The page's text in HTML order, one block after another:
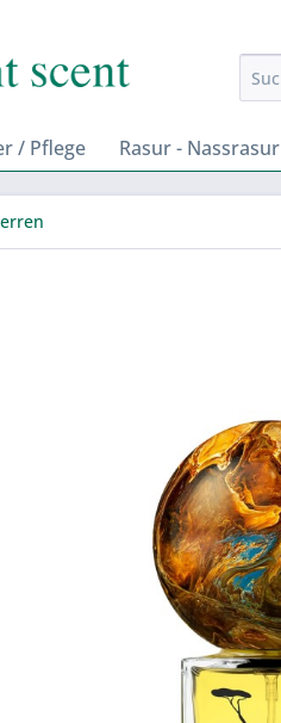
/ Pflege Rasur - Nassrasur